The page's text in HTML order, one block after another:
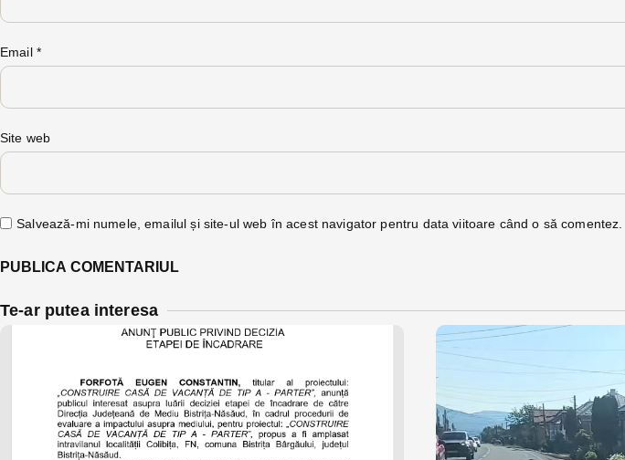
Email *
Site web
Salvează-mi numele, emailul și site-ul web în acest navigator pentru data viitoare când o să comentez.
Te-ar putea interesa